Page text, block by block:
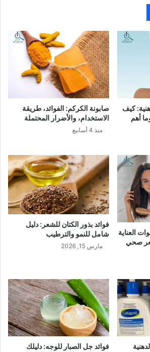
كيف
أهم
صابونة الكركم: الفوائد، طريقة
الاستخدام، والأضرار المحتملة
منذ 4 أسابيع
العناية
صحي
فوائد بذور الكتان للشعر: دليل
شامل للنمو والترطيب
مارس 15, 2026
فوائد جل الصبار للوجه: دليلك